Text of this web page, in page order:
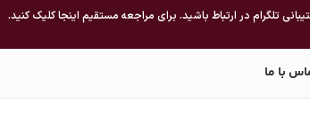
تلگرام در ارتباط باشید. برای مراجعه مستقیم اینجا کلیک کنید.
با ما